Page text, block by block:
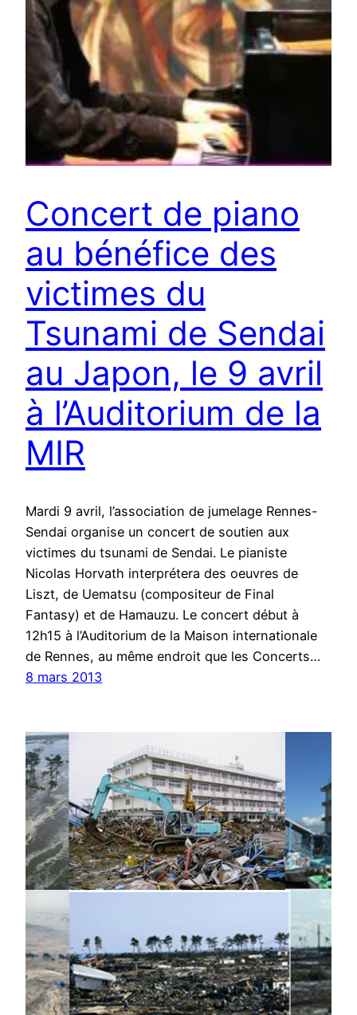
Concert de piano
au bénéfice des
victimes du
Tsunami de Sendai
au Japon, le 9 avril
à l’Auditorium de la
MIR
Mardi 9 avril, l’association de jumelage Rennes-
Sendai organise un concert de soutien aux
victimes du tsunami de Sendai. Le pianiste
Nicolas Horvath interprétera des oeuvres de
Liszt, de Uematsu (compositeur de Final
Fantasy) et de Hamauzu. Le concert début à
12h15 à l’Auditorium de la Maison internationale
de Rennes, au même endroit que les Concerts…
8 mars 2013